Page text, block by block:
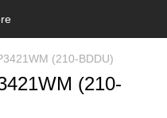
(210-BDDU)
(210-